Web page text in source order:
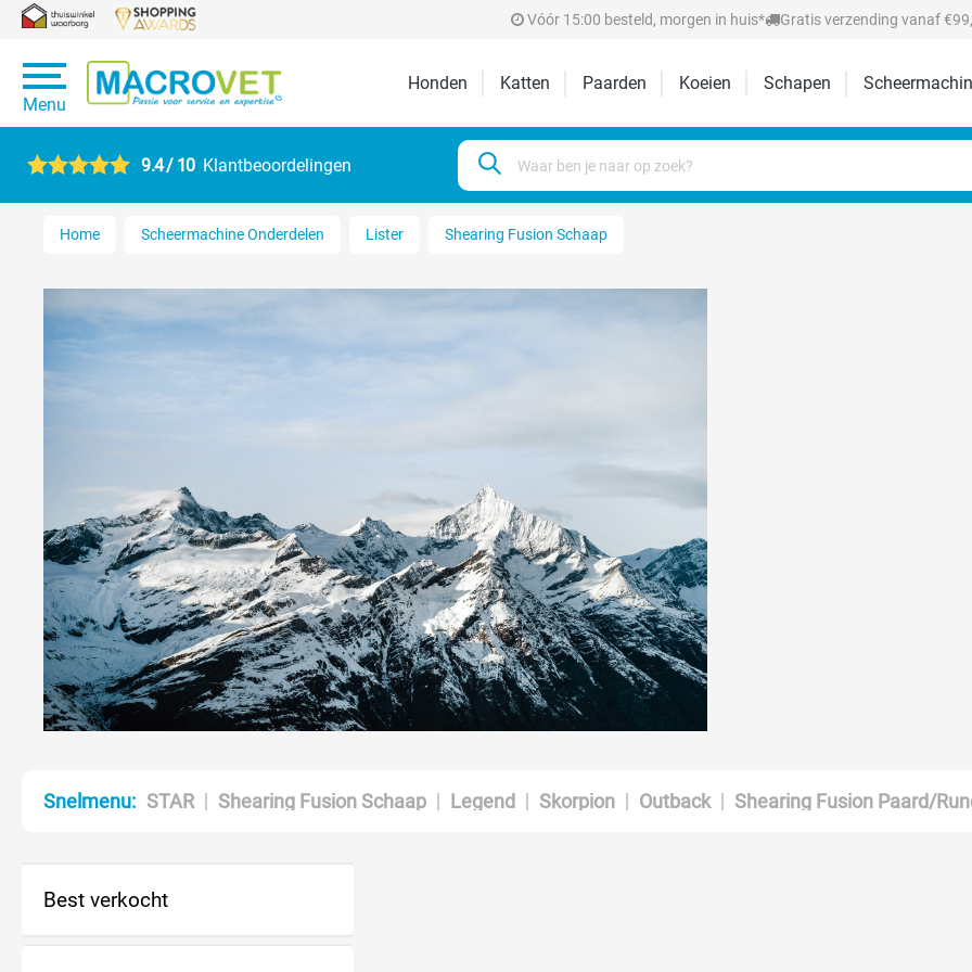
Vóór 15:00 besteld, morgen in huis* Gratis verzending vanaf
Menu
Honden Katten Paarden Koeien Schapen
9.4 / 10 Klantbeoordelingen
Home Scheermachine Onderdelen Lister Shearing Fusion Schaap
Snelmenu: STAR Shearing Fusion Schaap Legend Skorpion Outback Shearing Fusion Paard/